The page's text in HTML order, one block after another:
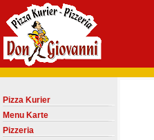
Pizza Kurier
Menu Karte
Pizzeria